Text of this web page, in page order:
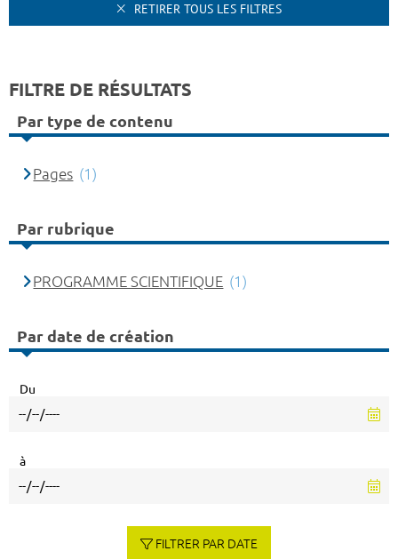
RETIRER TOUS LES FILTRES
FILTRE DE RÉSULTATS
Par type de contenu
Pages (1)
Par rubrique
PROGRAMME SCIENTIFIQUE (1)
Par date de création
Du
à
FILTRER PAR DATE